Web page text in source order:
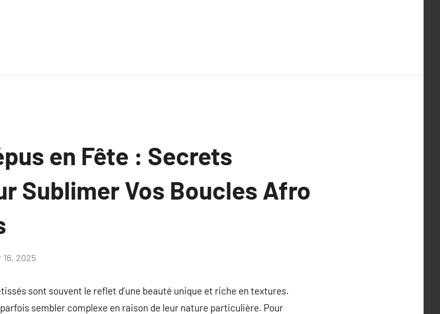
en Fête : Secrets
Sublimer Vos Boucles Afro
2025
sont souvent le reflet d’une beauté unique et riche en textures.
sembler complexe en raison de leur nature particulière. Pour